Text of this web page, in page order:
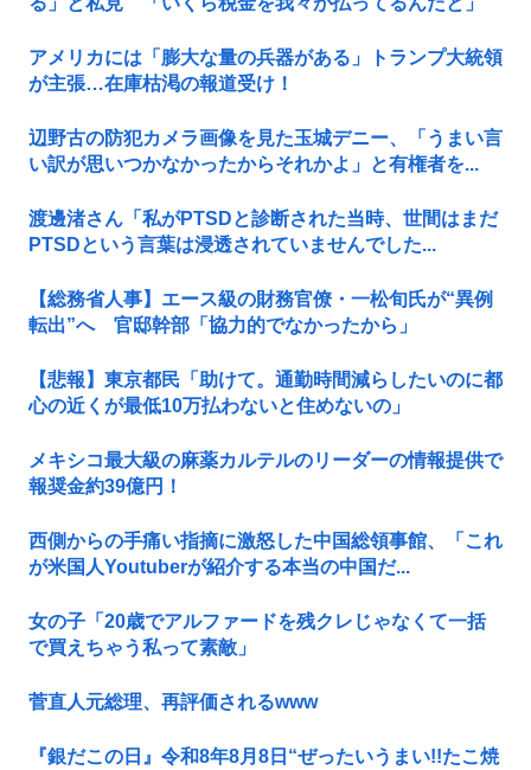
アメリカには「膨大な量の兵器がある」トランプ大統領
が主張…在庫枯渇の報道受け！
辺野古の防犯カメラ画像を見た玉城デニー、「うまい言
い訳が思いつかなかったからそれかよ」と有権者を...
渡邊渚さん「私がPTSDと診断された当時、世間はまだ
PTSDという言葉は浸透されていませんでした...
【総務省人事】エース級の財務官僚・一松旬氏が“異例
転出”へ 官邸幹部「協力的でなかったから」
【悲報】東京都民「助けて。通勤時間減らしたいのに都
心の近くが最低10万払わないと住めないの」
メキシコ最大級の麻薬カルテルのリーダーの情報提供で
報奨金約39億円！
西側からの手痛い指摘に激怒した中国総領事館、「これ
が米国人Youtuberが紹介する本当の中国だ...
女の子「20歳でアルファードを残クレじゃなくて一括
で買えちゃう私って素敵」
菅直人元総理、再評価されるwww
『銀だこの日』令和8年8月8日“ぜったいうまい!!たこ焼